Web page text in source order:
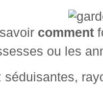
comment
ou les